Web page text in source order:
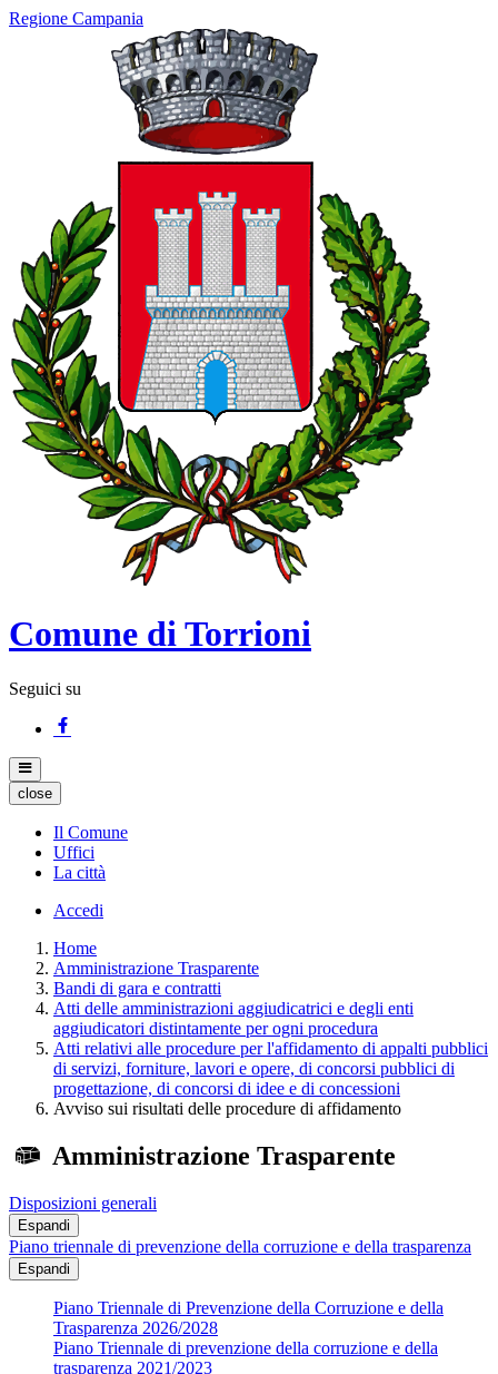
Regione Campania
Comune di Torrioni
Seguici su
close
Il Comune
Uffici
La città
Accedi
Home
Amministrazione Trasparente
Bandi di gara e contratti
Atti delle amministrazioni aggiudicatrici e degli enti
aggiudicatori distintamente per ogni procedura
Atti relativi alle procedure per l'affidamento di appalti pubblici
di servizi, forniture, lavori e opere, di concorsi pubblici di
progettazione, di concorsi di idee e di concessioni
Avviso sui risultati delle procedure di affidamento
Amministrazione Trasparente
Disposizioni generali
Espandi
Piano triennale di prevenzione della corruzione e della trasparenza
Espandi
Piano Triennale di Prevenzione della Corruzione e della
Trasparenza 2026/2028
Piano Triennale di prevenzione della corruzione e della
trasparenza 2021/2023